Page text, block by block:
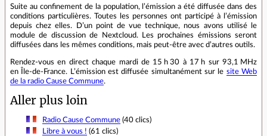
Suite au confinement de la population, l’émission a été diffusée dans des
conditions particulières. Toutes les personnes ont participé à l’émission
depuis chez elles. D’un point de vue technique, nous avons utilisé le
module de discussion de Nextcloud. Les prochaines émissions seront
diffusées dans les mêmes conditions, mais peut‑être avec d’autres outils.
Rendez‑vous en direct chaque mardi de 15 h 30 à 17 h sur 93,1 MHz
en Île‑de‑France. L’émission est diffusée simultanément sur le site Web
de la radio Cause Commune.
Aller plus loin
Radio Cause Commune(40 clics)
Libre à vous ! (61 clics)